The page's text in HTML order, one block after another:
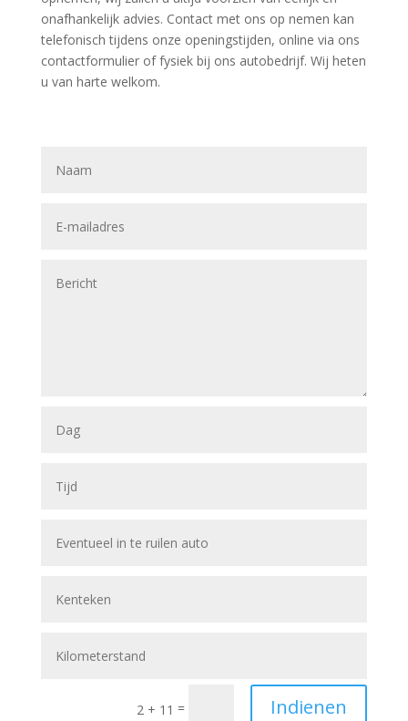
onafhankelijk advies. Contact met ons op nemen kan
telefonisch tijdens onze openingstijden, online via ons
contactformulier of fysiek bij ons autobedrijf. Wij heten
u van harte welkom.
2 + 11 = Indienen